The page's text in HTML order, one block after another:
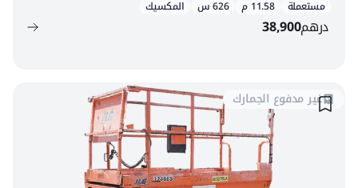
مستعملة 11.58 م 626 س المكسيك
درهم38,900
غير مدفوع الجمارك